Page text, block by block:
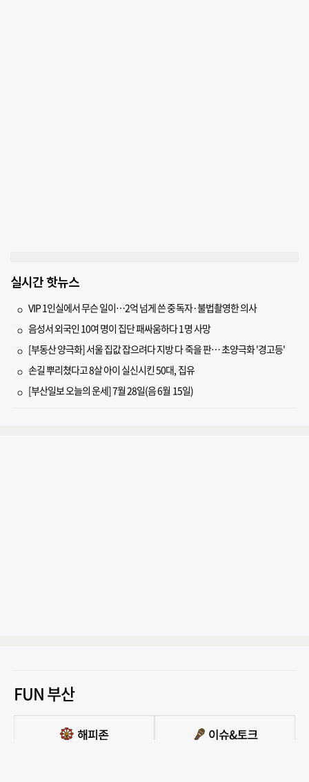
실시간 핫뉴스
VIP 1인실에서 무슨 일이…2억 넘게 쓴 중독자·불법촬영한 의사
음성서 외국인 10여 명이 집단 패싸움하다 1명 사망
[부동산 양극화] 서울 집값 잡으려다 지방 다 죽을 판… 초양극화 '경고등'
손길 뿌리쳤다고 8살 아이 실신시킨 50대, 집유
[부산일보 오늘의 운세] 7월 28일(음 6월 15일)
FUN 부산